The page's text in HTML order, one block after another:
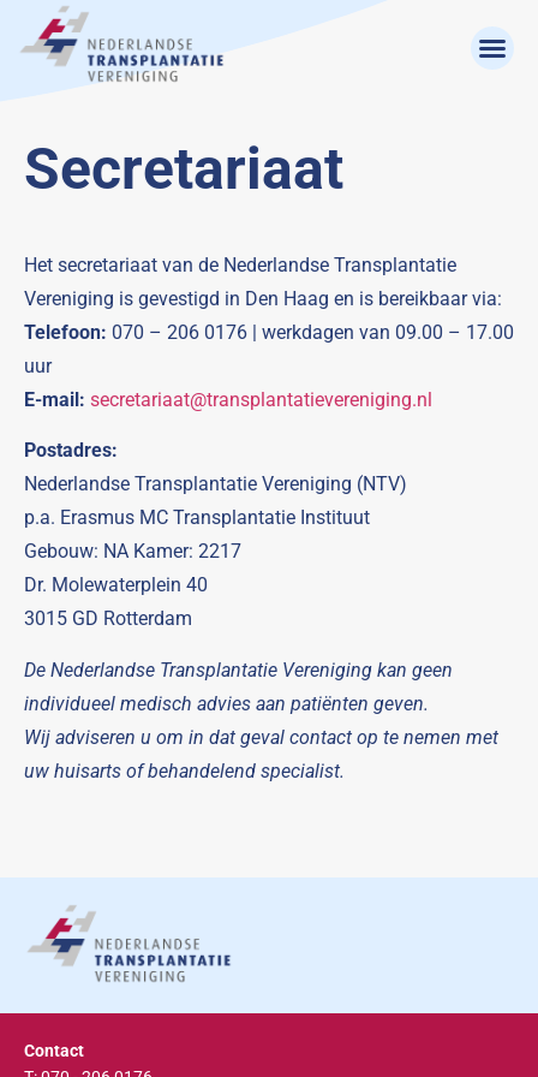
Secretariaat
Het secretariaat van de Nederlandse Transplantatie
Vereniging is gevestigd in Den Haag en is bereikbaar via:
Telefoon: 070 – 206 0176 | werkdagen van 09.00 – 17.00
uur
E-mail: secretariaat@transplantatievereniging.nl
Postadres:
Nederlandse Transplantatie Vereniging (NTV)
p.a. Erasmus MC Transplantatie Instituut
Gebouw: NA Kamer: 2217
Dr. Molewaterplein 40
3015 GD Rotterdam
De Nederlandse Transplantatie Vereniging kan geen
individueel medisch advies aan patiënten geven.
Wij adviseren u om in dat geval contact op te nemen met
uw huisarts of behandelend specialist.
Contact